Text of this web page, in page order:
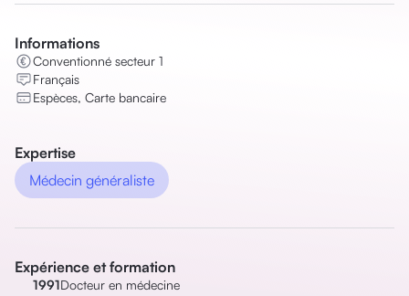
Informations
Conventionné secteur 1
Français
Espèces, Carte bancaire
Expertise
Médecin généraliste
Expérience et formation
1991Docteur en médecine